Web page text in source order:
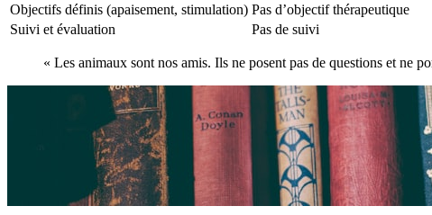
Objectifs définis (apaisement, stimulation) Pas d’objectif thérapeutique
Suivi et évaluation
Pas de suivi
« Les animaux sont nos amis. Ils ne posent pas de questions et ne